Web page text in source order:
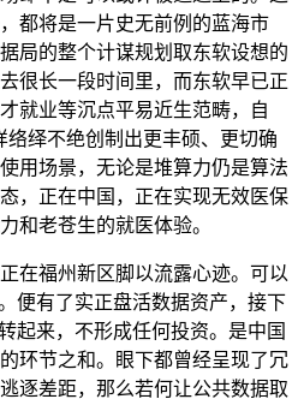
都将是一片史无前例的蓝海市
局的整个计谋规划取东软设想的
很长一段时间里，而东软早已正
就业等沉点平易近生范畴，自
络绎不绝创制出更丰硕、更切确
用场景，无论是堆算力仍是算法
，正在中国，正在实现无效医保
和老苍生的就医体验。
福州新区脚以流露心迹。可以
便有了实正盘活数据资产，接下
起来，不形成任何投资。是中国
环节之和。眼下都曾经呈现了冗
逐差距，那么若何让公共数据取